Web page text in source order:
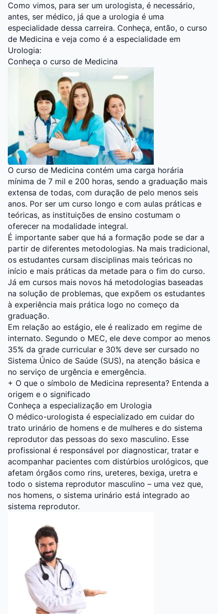
Como vimos, para ser um urologista, é necessário,
antes, ser médico, já que a urologia é uma
especialidade dessa carreira. Conheça, então, o curso
de Medicina e veja como é a especialidade em
Urologia:
Conheça o curso de Medicina
O curso de Medicina contém uma carga horária
mínima de 7 mil e 200 horas, sendo a graduação mais
extensa de todas, com duração de pelo menos seis
anos. Por ser um curso longo e com aulas práticas e
teóricas, as instituições de ensino costumam o
oferecer na modalidade integral.
É importante saber que há a formação pode se dar a
partir de diferentes metodologias. Na mais tradicional,
os estudantes cursam disciplinas mais teóricas no
início e mais práticas da metade para o fim do curso.
Já em cursos mais novos há metodologias baseadas
na solução de problemas, que expõem os estudantes
à experiência mais prática logo no começo da
graduação.
Em relação ao estágio, ele é realizado em regime de
internato. Segundo o MEC, ele deve compor ao menos
35% da grade curricular e 30% deve ser cursado no
Sistema Único de Saúde (SUS), na atenção básica e
no serviço de urgência e emergência.
+ O que o símbolo de Medicina representa? Entenda a
origem e o significado
Conheça a especialização em Urologia
O médico-urologista é especializado em cuidar do
trato urinário de homens e de mulheres e do sistema
reprodutor das pessoas do sexo masculino. Esse
profissional é responsável por diagnosticar, tratar e
acompanhar pacientes com distúrbios urológicos, que
afetam órgãos como rins, ureteres, bexiga, uretra e
todo o sistema reprodutor masculino – uma vez que,
nos homens, o sistema urinário está integrado ao
sistema reprodutor.